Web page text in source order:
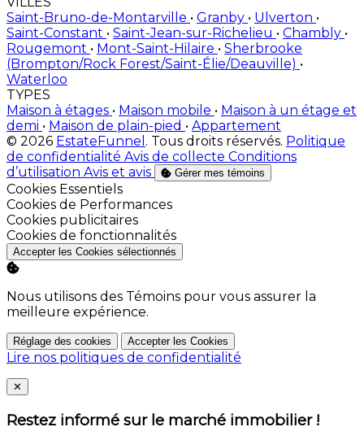
Saint-Bruno-de-Montarville • Granby • Ulverton •
Saint-Constant • Saint-Jean-sur-Richelieu • Chambly •
Rougemont • Mont-Saint-Hilaire • Sherbrooke
(Brompton/Rock Forest/Saint-Élie/Deauville) •
Waterloo
TYPES
Maison à étages • Maison mobile • Maison à un étage et
demi • Maison de plain-pied • Appartement
© 2026 EstateFunnel . Tous droits réservés. Politique
de confidentialité Avis de collecte Conditions
d’utilisation Avis et avis Gérer mes témoins
Activer
Cookies Essentiels
Activer
Cookies de Performances
Activer
Cookies publicitaires
Activer
Cookies de fonctionnalités
Accepter les Cookies sélectionnés
Nous utilisons des Témoins pour vous assurer la
meilleure expérience.
Réglage des cookies Accepter les Cookies
Lire nos politiques de confidentialité
Close
✕
Restez informé sur le marché immobilier !